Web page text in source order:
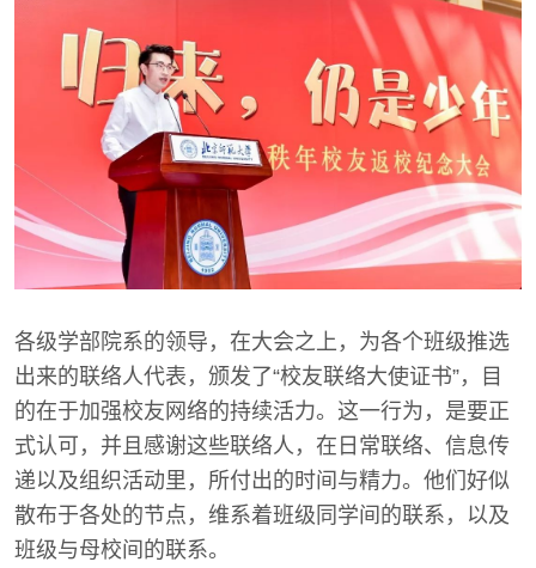
各级学部院系的领导，在大会之上，为各个班级推选
出来的联络人代表，颁发了“校友联络大使证书”，目
的在于加强校友网络的持续活力。这一行为，是要正
式认可，并且感谢这些联络人，在日常联络、信息传
递以及组织活动里，所付出的时间与精力。他们好似
散布于各处的节点，维系着班级同学间的联系，以及
班级与母校间的联系。